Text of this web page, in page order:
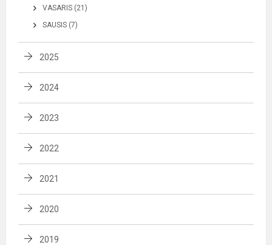
VASARIS (21)
SAUSIS (7)
2025
2024
2023
2022
2021
2020
2019